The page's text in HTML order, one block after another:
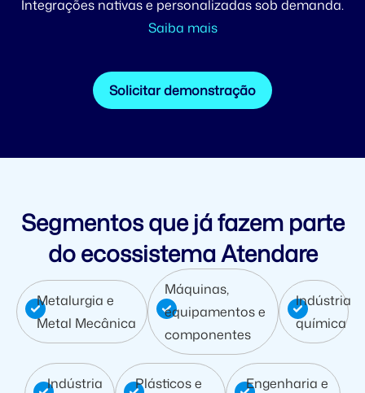
Integrações nativas e personalizadas sob demanda.
Saiba mais
Solicitar demonstração
Segmentos que já fazem parte
do ecossistema Atendare
Metalurgia e
Metal Mecânica
Máquinas,
equipamentos e
componentes
Indústria
química
Indústria
Plásticos e
Engenharia e